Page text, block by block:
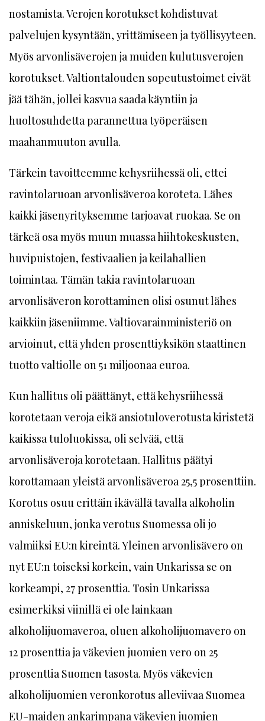
nostamista. Verojen korotukset kohdistuvat
palvelujen kysyntään, yrittämiseen ja työllisyyteen.
Myös arvonlisäverojen ja muiden kulutusverojen
korotukset. Valtiontalouden sopeutustoimet eivät
jää tähän, jollei kasvua saada käyntiin ja
huoltosuhdetta parannettua työperäisen
maahanmuuton avulla.
Tärkein tavoitteemme kehysriihessä oli, ettei
ravintolaruoan arvonlisäveroa koroteta. Lähes
kaikki jäsenyrityksemme tarjoavat ruokaa. Se on
tärkeä osa myös muun muassa hiihtokeskusten,
huvipuistojen, festivaalien ja keilahallien
toimintaa. Tämän takia ravintolaruoan
arvonlisäveron korottaminen olisi osunut lähes
kaikkiin jäseniimme. Valtiovarainministeriö on
arvioinut, että yhden prosenttiyksikön staattinen
tuotto valtiolle on 51 miljoonaa euroa.
Kun hallitus oli päättänyt, että kehysriihessä
korotetaan veroja eikä ansiotuloverotusta kiristetä
kaikissa tuloluokissa, oli selvää, että
arvonlisäveroja korotetaan. Hallitus päätyi
korottamaan yleistä arvonlisäveroa 25,5 prosenttiin.
Korotus osuu erittäin ikävällä tavalla alkoholin
anniskeluun, jonka verotus Suomessa oli jo
valmiiksi EU:n kireintä. Yleinen arvonlisävero on
nyt EU:n toiseksi korkein, vain Unkarissa se on
korkeampi, 27 prosenttia. Tosin Unkarissa
esimerkiksi viinillä ei ole lainkaan
alkoholijuomaveroa, oluen alkoholijuomavero on
12 prosenttia ja väkevien juomien vero on 25
prosenttia Suomen tasosta. Myös väkevien
alkoholijuomien veronkorotus alleviivaa Suomea
EU-maiden ankarimpana väkevien juomien